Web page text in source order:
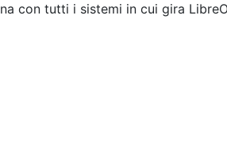
con tutti i sistemi in cui gira